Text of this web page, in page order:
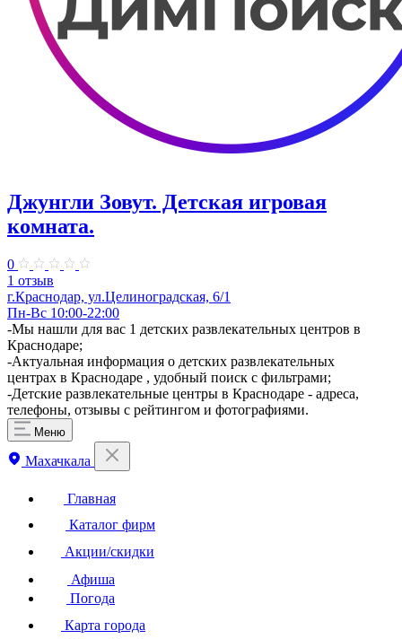
Джунгли Зовут. Детская игровая
комната.
0
1 отзыв
г.Краснодар, ул.​Целиноградская, 6/1
Пн-Вс 10:00-22:00
-Мы нашли для вас 1 детских развлекательных центров в
Краснодаре;
-Актуальная информация о детских развлекательных
центрах в Краснодаре , удобный поиск с фильтрами;
-Детские развлекательные центры в Краснодаре - адреса,
телефоны, отзывы с рейтингом и фотографиями.
Меню
Махачкала
Главная
Каталог фирм
Акции/скидки
Афиша
Погода
Карта города